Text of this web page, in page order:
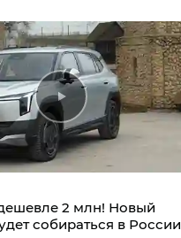
2 млн! Новый
собираться в России